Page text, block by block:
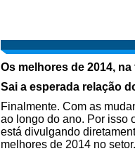
Os melhores de 2014,
Sai a esperada relação
Finalmente. Com as
ao longo do ano. Por isso
está divulgando
melhores de 2014 no setor.